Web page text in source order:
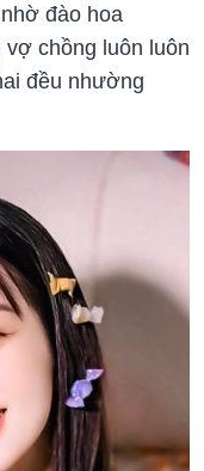
đào hoa
chồng luôn luôn
đều nhường